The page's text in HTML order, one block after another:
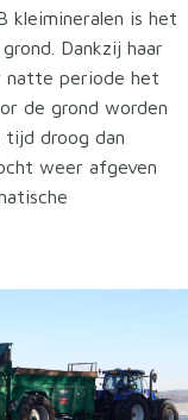
kleimineralen is het
Dankzij haar
natte periode het
de grond worden
tijd droog dan
weer afgeven